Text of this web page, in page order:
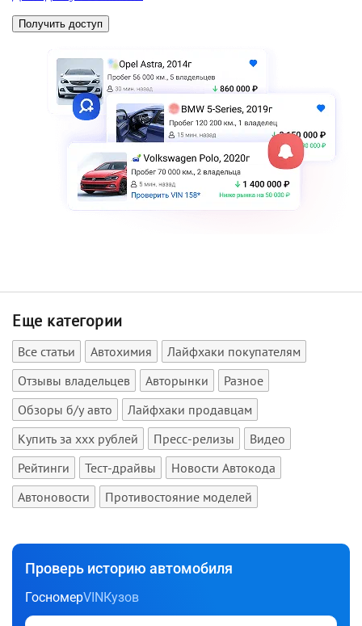
Еще категории
Все статьи Автохимия
Лайфхаки покупателям
Отзывы владельцев
Авторынки
Разное
Обзоры б/у авто
Лайфхаки продавцам
Купить за xxx рублей
Пресс-релизы
Видео
Рейтинги
Тест-драйвы
Новости Автокода
Автоновости
Противостояние моделей
Проверь историю автомобиля
ГосномерVINКузов